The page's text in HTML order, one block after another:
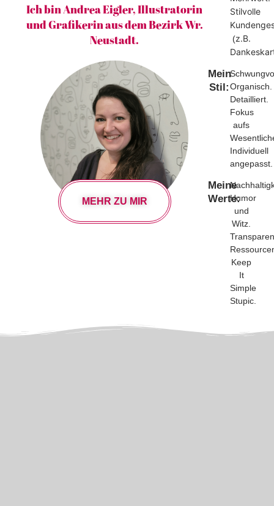
Ich bin Andrea Eigler, Illustratorin
und Grafikerin aus dem Bezirk Wr.
Neustadt.
MEHR ZU MIR
Stilvolle
(z.B.
Mein
Stil: Organisch.
Detailliert.
Fokus
aufs
Individuell
angepasst.
Meine
Werte:Humor
und
Witz.
Keep
It
Simple
Stupic.